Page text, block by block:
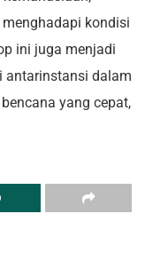
kondisi
ini juga menjadi
antarinstansi dalam
yang cepat,